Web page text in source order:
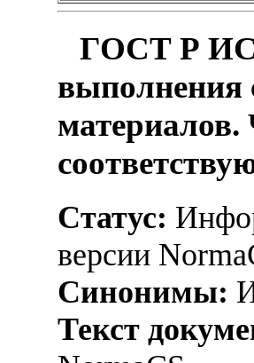
ГОСТ Р
выполнения
Статус:
версии
Синонимы:
Текст